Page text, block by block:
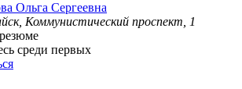
Ольга Сергеевна
Коммунистический проспект, 1
среди первых